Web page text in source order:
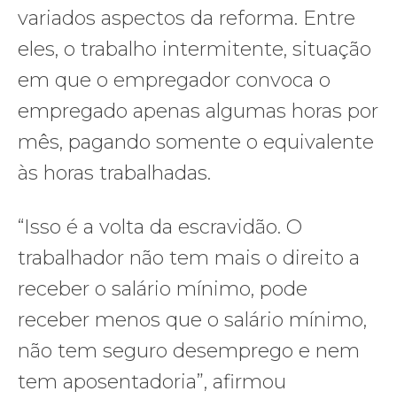
variados aspectos da reforma. Entre
eles, o trabalho intermitente, situação
em que o empregador convoca o
empregado apenas algumas horas por
mês, pagando somente o equivalente
às horas trabalhadas.
“Isso é a volta da escravidão. O
trabalhador não tem mais o direito a
receber o salário mínimo, pode
receber menos que o salário mínimo,
não tem seguro desemprego e nem
tem aposentadoria”, afirmou